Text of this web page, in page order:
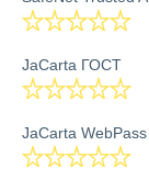
JaCarta ГОСТ
JaCarta WebPass